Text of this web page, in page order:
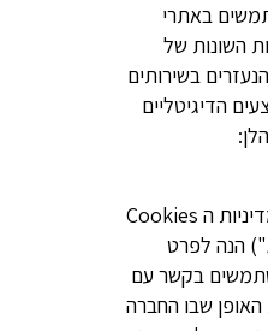
באתרי
השונות של
בשירותים
הדיגיטליים
מטרת מדיניות פרטיות זו ומדיניות ה Cookies
") הנה לפרט
בקשר עם
שבו החברה